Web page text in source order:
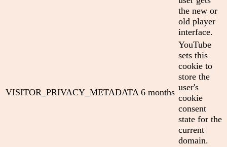
the new or
old player
interface.
VISITOR_PRIVACY_METADATA 6 months
YouTube
sets this
cookie to
store the
user's
cookie
consent
state for the
current
domain.